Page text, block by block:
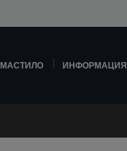
МАСТИЛО ИНФОРМАЦИЯ